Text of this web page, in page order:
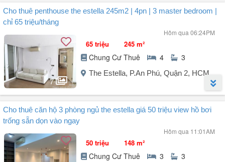
Người đăng: Vong Nhoc Zdenh
(1 tin đăng)
Căn hộ thiết kế đầy đủ ánh sáng và gió tự nhiên, 3 PN 3 phòng tắm,
phòng khách rất rộng với ban công rộng và thoáng tạo cảm giác như
nghỉ dưỡng,
Cộng đồng cư dân văn minh, đa số là chuyên gia nước ngoài.
Tiện ích chuẩn resort: hồ bơi tràn, phòng gym, sân tennis, khu BBQ,
sân chơi trẻ em, công viên nội khu và an ninh 24/7.
Vị trí đắc địa, chỉ vài phút đến Thảo Điền, Metro tốt, Vincom Mega
Mall, ...
Cho thuê penthouse the estella 245m2 | 4pn | 3 master bedroom |
chỉ 65 triệu/tháng
Hôm qua 06:24PM
7
65 triệu 245 m²
Chung Cư Thuê 4 3
The Estella, P.An Phú, Quận 2, HCM
Người đăng: Quân Estella
(11 tin đăng)
Sở hữu không gian sống đẳng cấp ngay trung tâm An Phú với căn
Penthouse diện tích lớn, phù hợp cho gia đình khách hàng yêu thích
sự riêng tư.
Thông tin căn hộ:
Cho thuê căn hộ 3 phòng ngủ the estella giá 50 triệu view hồ bơi
trống sẵn dọn vào ngay
Hôm qua 11:01AM
50 triệu 148 m²
Chung Cư Thuê 3 3